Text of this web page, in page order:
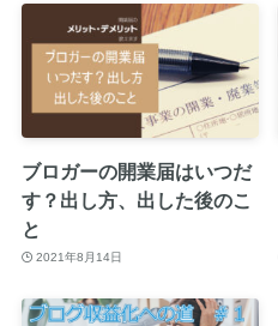
ブロガーの開業届はいつだ
す？出し方、出した後のこ
と
2021年8月14日